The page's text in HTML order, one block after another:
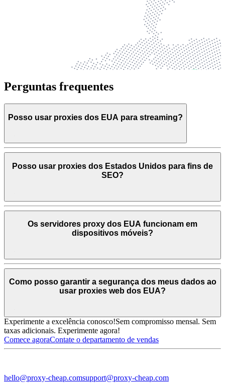
Perguntas frequentes
Posso usar proxies dos EUA para streaming?
Posso usar proxies dos Estados Unidos para fins de
SEO?
Os servidores proxy dos EUA funcionam em
dispositivos móveis?
Como posso garantir a segurança dos meus dados ao
usar proxies web dos EUA?
Experimente a excelência conosco!Sem compromisso mensal. Sem
taxas adicionais. Experimente agora!
Comece agoraContate o departamento de vendas
hello@proxy-cheap.comsupport@proxy-cheap.com